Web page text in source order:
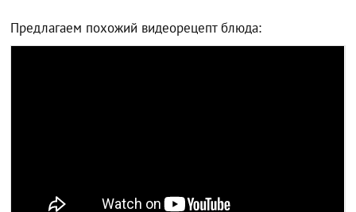
Предлагаем похожий видеорецепт блюда: